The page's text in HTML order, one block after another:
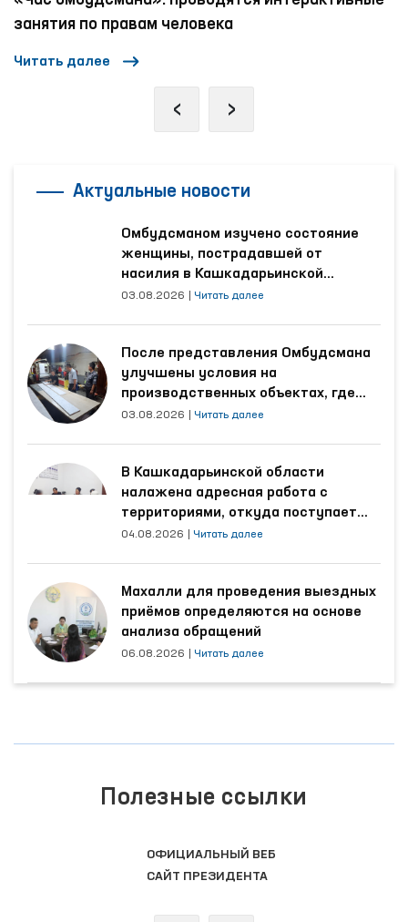
отношении женщин и детей в
Читать далее
‹ ›
Актуальные новости
Омбудсманом изучено состояние
женщины, пострадавшей от
насилия в Кашкадарьинской
области
03.08.2026 Читать далее
После представления Омбудсмана
улучшены условия на
производственных объектах, где
трудятся осуждённые
03.08.2026 Читать далее
В Кашкадарьинской области
налажена адресная работа с
территориями, откуда поступает
наибольшее количество обращений
04.08.2026 Читать далее
Махалли для проведения выездных
приёмов определяются на основе
анализа обращений
06.08.2026 Читать далее
Полезные ссылки
ЗАКОНОДАТЕЛЬНАЯ ПАЛАТА
ОЛИЙ МАЖЛИСА